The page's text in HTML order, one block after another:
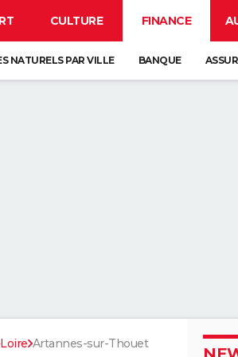
CULTURE FINANCE
NATURELS PAR VILLE BANQUE
Artannes-sur-Thouet